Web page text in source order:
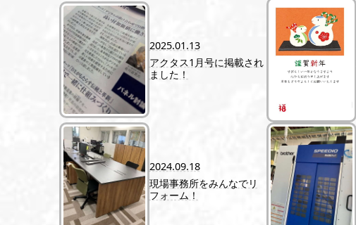
2025.01.13
アクタス1月号に掲載され
ました！
2024.09.18
現場事務所をみんなでリ
フォーム！